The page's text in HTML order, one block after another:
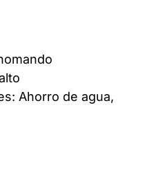
Ahorro de agua,